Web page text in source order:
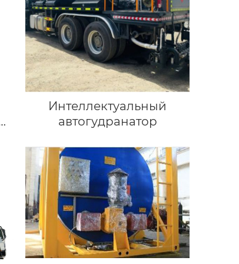
Интеллектуальный
автогудранатор